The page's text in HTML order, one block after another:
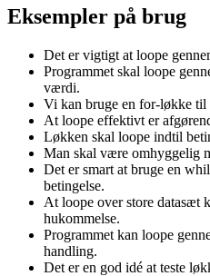
Eksempler på brug
Det er vigtigt at loope
Programmet skal loope
værdi.
Vi kan bruge en for-løkke til
At loope effektivt er
Løkken skal loope indtil
Man skal være omhyggelig
Det er smart at bruge en
betingelse.
At loope over store datasæt
hukommelse.
Programmet kan loope
handling.
Det er en god idé at teste